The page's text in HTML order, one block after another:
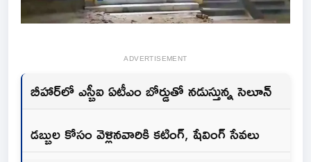
ADVERTISEMENT
బీహార్‌లో ఎస్బీఐ ఏటీఎం బోర్డుతో నడుస్తున్న సెలూన్
డబ్బుల కోసం వెళ్లినవారికి కటింగ్, షేవింగ్ సేవలు